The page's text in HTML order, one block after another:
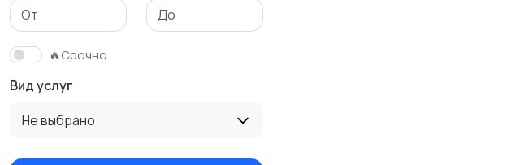
Изготовление на
заказ
Продукты питания и
🔥Срочно
Вид услуг
Не выбрано